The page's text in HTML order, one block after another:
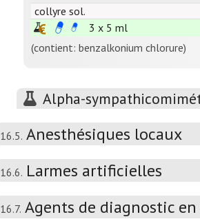
collyre sol.
3 x 5 ml
(contient: benzalkonium chlorure)
Alpha-
16.5. Anesthésiques locaux
16.6. Larmes artificielles
16.7. Agents de diagnostic